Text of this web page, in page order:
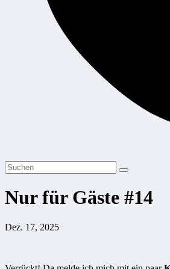
Nur für Gäste #14
Dez. 17, 2025